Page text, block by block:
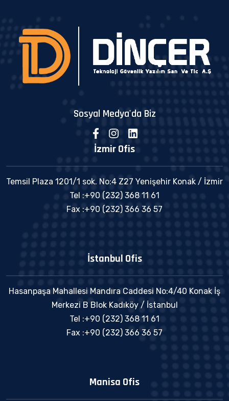
Sosyal Medya'da Biz
İzmir Ofis
Temsil Plaza 1201/1 sok. No:4 Z27 Yenişehir Konak / İzmir
Tel :+90 (232) 368 11 61
Fax :+90 (232) 366 36 57
İstanbul Ofis
Hasanpaşa Mahallesi Mandıra Caddesi No:4/40 Konak İş
Merkezi B Blok Kadıköy / İstanbul
Tel :+90 (232) 368 11 61
Fax :+90 (232) 366 36 57
Manisa Ofis